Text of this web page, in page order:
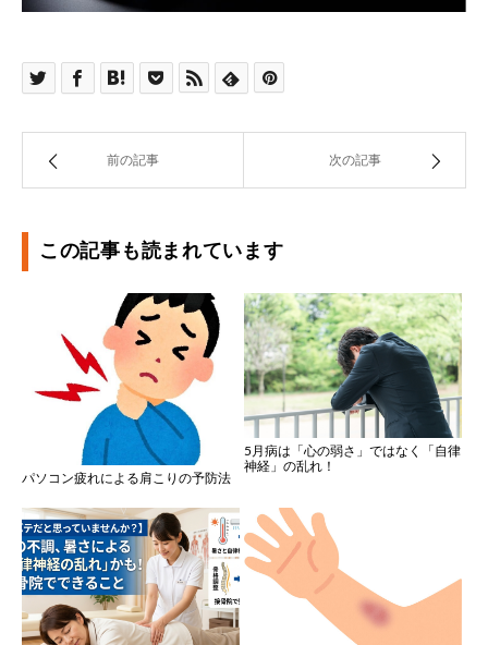
前の記事 次の記事
この記事も読まれています
パソコン疲れによる肩こりの予防法
5月病は「心の弱さ」ではなく「自律
神経」の乱れ！